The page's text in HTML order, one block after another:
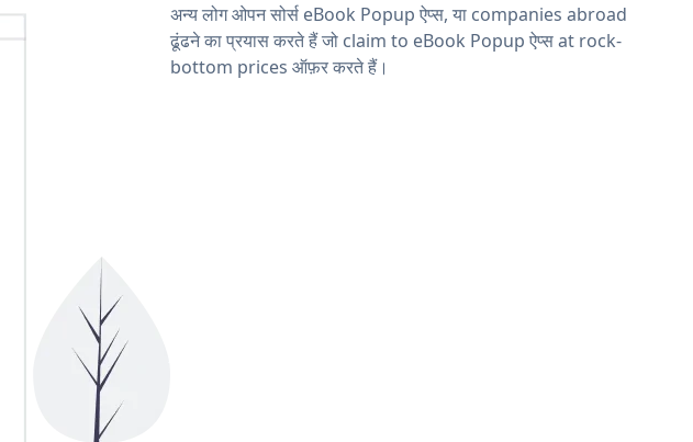
अन्य लोग ओपन सोर्स eBook Popup ऐप्स, या companies abroad
ढूंढने का प्रयास करते हैं जो claim to eBook Popup ऐप्स at rock-
bottom prices ऑफ़र करते हैं।